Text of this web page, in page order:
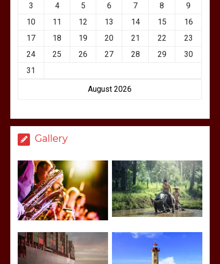
August 2026
3
4 5 6 7 8
9
10
11 12 13 14 15
16
17
18 19 20 21 22
23
24
25 26 27 28 29
30
31
Gallery